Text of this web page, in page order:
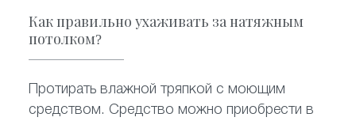
Как правильно ухаживать за натяжным
потолком?
Протирать влажной тряпкой с моющим
средством. Средство можно приобрести в